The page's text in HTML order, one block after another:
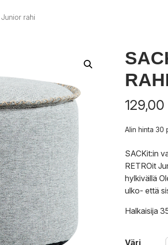
rahi
129,00
Alin hinta 30
SACKit:in
RETROit
hylkivällä
ulko- että
Halkaisija
Väri